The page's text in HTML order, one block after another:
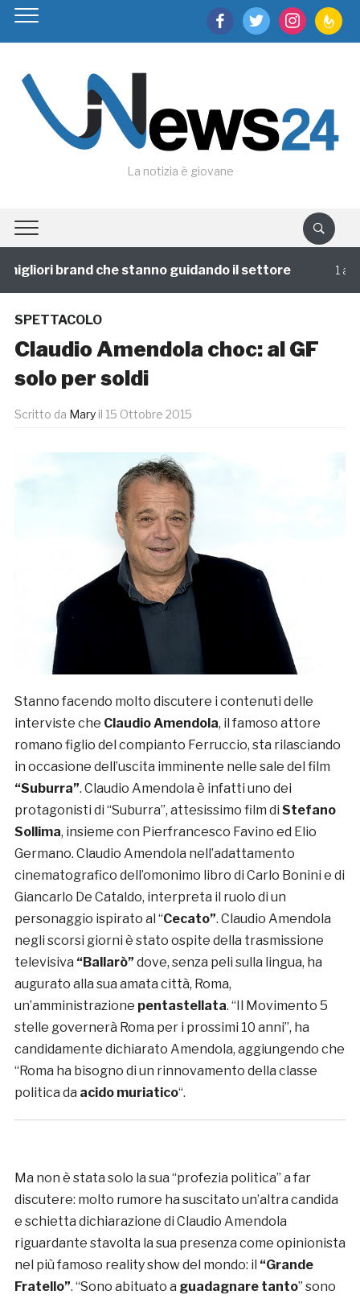
facebooktwitter instagram
La notizia è giovane
brand che stanno guidando il settore 1 annofa
SPETTACOLO
Claudio Amendola choc: al GF
solo per soldi
Scritto da Mary il 15 Ottobre 2015
Stanno facendo molto discutere i contenuti delle
interviste che Claudio Amendola, il famoso attore
romano figlio del compianto Ferruccio, sta rilasciando
in occasione dell’uscita imminente nelle sale del film
“Suburra”. Claudio Amendola è infatti uno dei
protagonisti di “Suburra”, attesissimo film di Stefano
Sollima, insieme con Pierfrancesco Favino ed Elio
Germano. Claudio Amendola nell’adattamento
cinematografico dell’omonimo libro di Carlo Bonini e di
Giancarlo De Cataldo, interpreta il ruolo di un
personaggio ispirato al “Cecato”. Claudio Amendola
negli scorsi giorni è stato ospite della trasmissione
televisiva “Ballarò” dove, senza peli sulla lingua, ha
augurato alla sua amata città, Roma,
un’amministrazione pentastellata. “Il Movimento 5
stelle governerà Roma per i prossimi 10 anni”, ha
candidamente dichiarato Amendola, aggiungendo che
“Roma ha bisogno di un rinnovamento della classe
politica da acido muriatico“.
Ma non è stata solo la sua “profezia politica” a far
discutere: molto rumore ha suscitato un’altra candida
e schietta dichiarazione di Claudio Amendola
riguardante stavolta la sua presenza come opinionista
nel più famoso reality show del mondo: il “Grande
Fratello”. “Sono abituato a guadagnare tanto” sono